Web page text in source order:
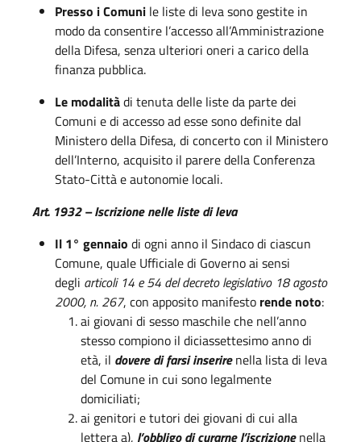
Presso i Comuni le liste di leva sono gestite in
modo da consentire l’accesso all’Amministrazione
della Difesa, senza ulteriori oneri a carico della
finanza pubblica.
Le modalitàdi tenuta delle liste da parte dei
Comuni e di accesso ad esse sono definite dal
Ministero della Difesa, di concerto con il Ministero
dell’Interno, acquisito il parere della Conferenza
Stato-Città e autonomie locali.
Art. 1932 – Iscrizione nelle liste di leva
Il 1° gennaio di ogni anno il Sindaco di ciascun
Comune, quale Ufficiale di Governo ai sensi
degli articoli 14 e 54 del decreto legislativo 18 agosto
2000, n. 267, con apposito manifesto rende noto:
ai giovani di sesso maschile che nell’anno
stesso compiono il diciassettesimo anno di
età, il dovere di farsi inserirenella lista di leva
del Comune in cui sono legalmente
domiciliati;
ai genitori e tutori dei giovani di cui alla
lettera a), l’obbligo di curarne l’iscrizionenella